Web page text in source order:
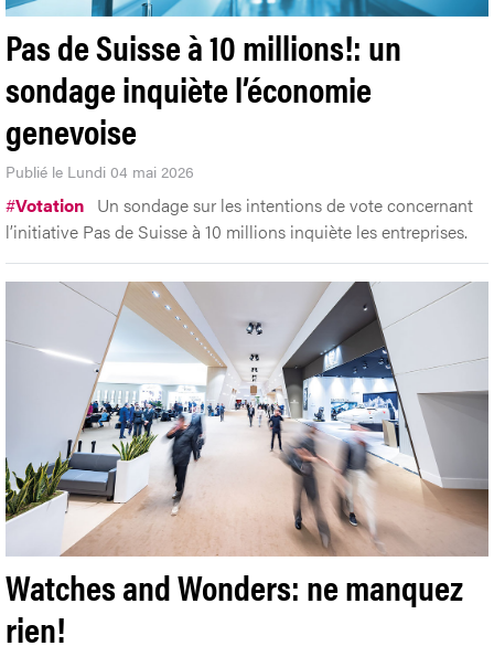
Pas de Suisse à 10 millions!: un
sondage inquiète l’économie
genevoise
Publié le Lundi 04 mai 2026
#Votation Un sondage sur les intentions de vote concernant
l’initiative Pas de Suisse à 10 millions inquiète les entreprises.
Watches and Wonders: ne manquez
rien!